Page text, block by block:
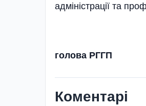
адміністрації та
голова РГГП
Коментарі